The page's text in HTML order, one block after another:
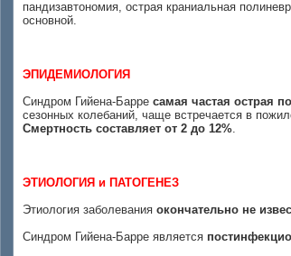
пандизавтономия, острая краниальная
основной.
ЭПИДЕМИОЛОГИЯ
Синдром Гийена-Барре самая частая острая
сезонных колебаний, чаще встречается в
Смертность составляет от 2 до 12%.
ЭТИОЛОГИЯ и ПАТОГЕНЕЗ
Этиология заболевания окончательно не
Синдром Гийена-Барре является